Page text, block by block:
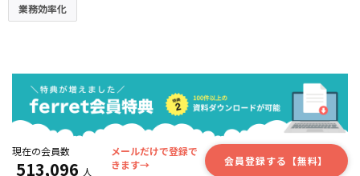
業務効率化
現在の会員数
513,096 人
メールだけで登録で
きます→
会員登録する【無料】